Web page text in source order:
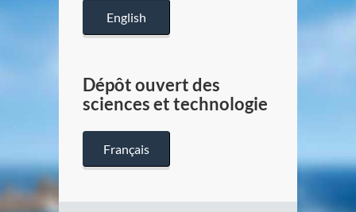
English
Dépôt ouvert des
sciences et technologie
Français